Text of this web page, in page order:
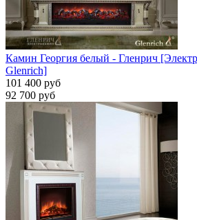
Камин Георгия белый - Гленрич
Glenrich]
101 400 руб
92 700 руб